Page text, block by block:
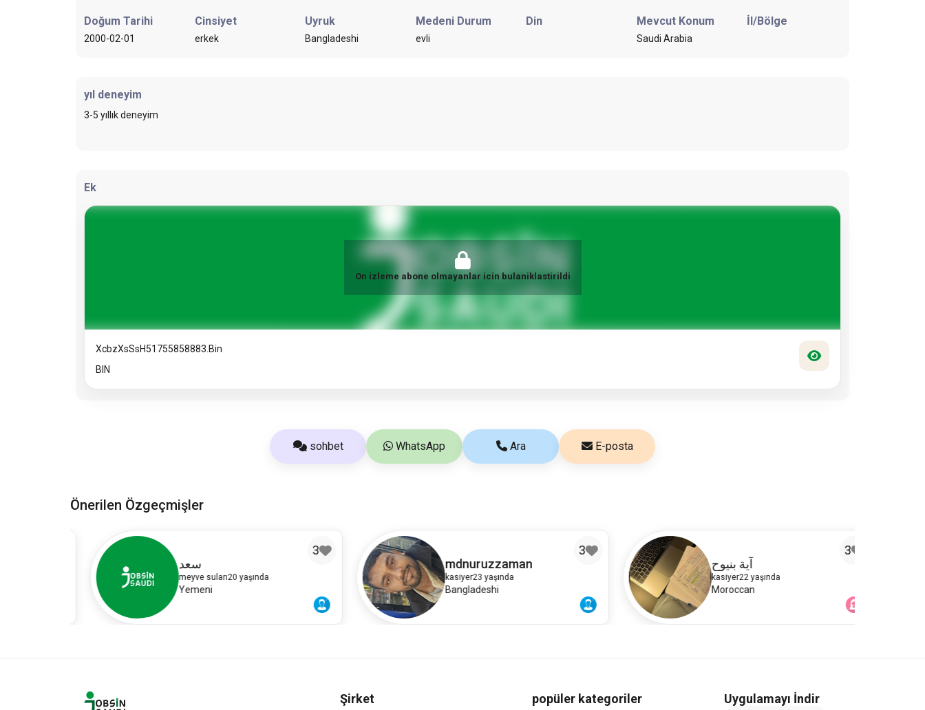
Doğum Tarihi
2000-02-01
Cinsiyet
erkek
Uyruk
Bangladeshi
Medeni Durum
evli
Din Mevcut Konum
Saudi Arabia
İl/Bölge
yıl deneyim
3-5 yıllık deneyim
Ek
On izleme abone olmayanlar icin bulaniklastirildi
XcbzXsSsH51755858883.bin
BIN
sohbet WhatsApp Ara E-posta
Önerilen Özgeçmişler
سعد
meyve suları20 yaşında
Yemeni
mdnuruzzaman
kasiyer23 yaşında
Bangladeshi
آية بنيوح
kasiyer22 yaşında
Moroccan
Şirket popüler kategoriler Uygulamayı İndir